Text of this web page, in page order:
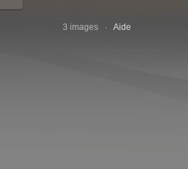
3 images · Aide